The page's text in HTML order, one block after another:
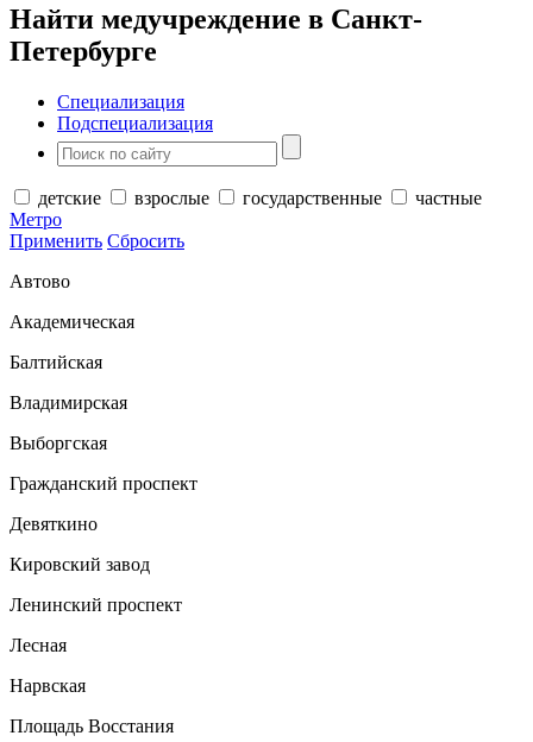
Найти медучреждение в Санкт-
Петербурге
Специализация
Подспециализация
детские взрослые государственные
частные
Метро
Применить Сбросить
Автово
Академическая
Балтийская
Владимирская
Выборгская
Гражданский проспект
Девяткино
Кировский завод
Ленинский проспект
Лесная
Нарвская
Площадь Восстания